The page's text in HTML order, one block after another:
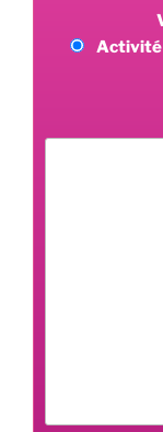
Activité